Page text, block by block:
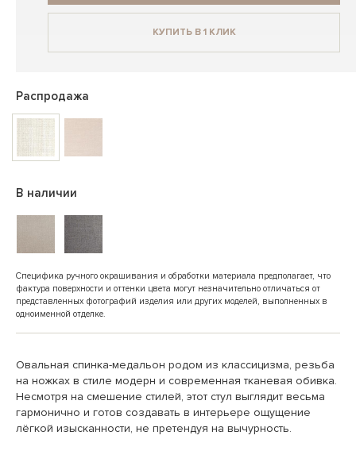
КУПИТЬ В 1 КЛИК
Распродажа
В наличии
Специфика ручного окрашивания и обработки материала предполагает, что
фактура поверхности и оттенки цвета могут незначительно отличаться от
представленных фотографий изделия или других моделей, выполненных в
одноименной отделке.
Овальная спинка-медальон родом из классицизма, резьба
на ножках в стиле модерн и современная тканевая обивка.
Несмотря на смешение стилей, этот стул выглядит весьма
гармонично и готов создавать в интерьере ощущение
лёгкой изысканности, не претендуя на вычурность.